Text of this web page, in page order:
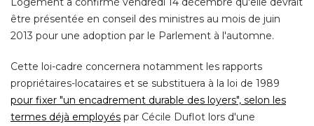
être présentée en conseil des ministres au mois de juin
2013 pour une adoption par le Parlement à l'automne.
Cette loi-cadre concernera notamment les rapports
propriétaires-locataires et se substituera à la loi de 1989
pour fixer "un encadrement durable des loyers", selon les
termes déjà employés par Cécile Duflot lors d'une